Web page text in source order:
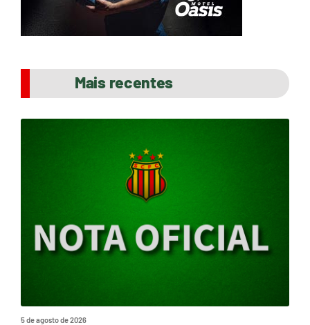
Mais recentes
5 de agosto de 2026